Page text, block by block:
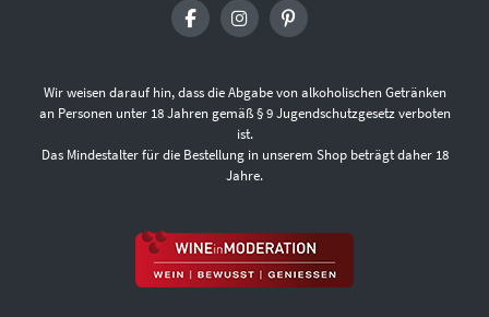
Wir weisen darauf hin, dass die Abgabe von alkoholischen Getränken
an Personen unter 18 Jahren gemäß § 9 Jugendschutzgesetz verboten
ist.
Das Mindestalter für die Bestellung in unserem Shop beträgt daher 18
Jahre.